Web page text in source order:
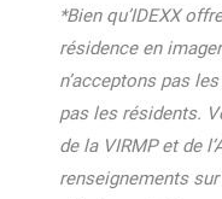
*Bien qu’IDEXX
résidence en
n’acceptons pas
pas les résidents.
de la VIRMP et de
renseignements